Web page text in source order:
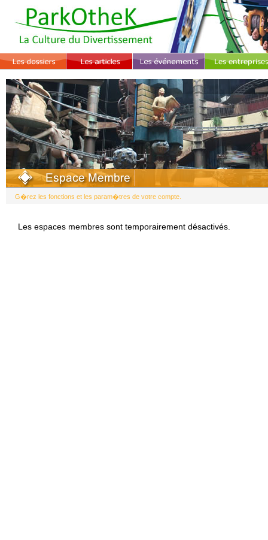
G�rez les fonctions et les param�tres de votre compte.
Les espaces membres sont temporairement désactivés.